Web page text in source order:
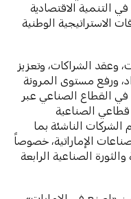
التنمية الاقتصادية
الاستراتيجية الوطنية
وعقد الشراكات، وتعزيز
ورفع مستوى المرونة
في القطاع الصناعي عبر
الصناعية
الشركات الناشئة بما
الإماراتية، خصوصاً
الصناعية الرابعة